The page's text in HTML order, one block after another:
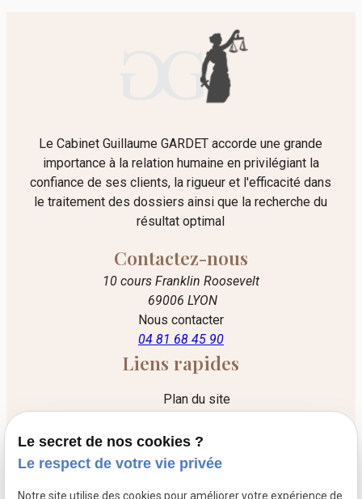
Le Cabinet Guillaume GARDET accorde une grande
importance à la relation humaine en privilégiant la
confiance de ses clients, la rigueur et l'efficacité dans
le traitement des dossiers ainsi que la recherche du
résultat optimal
Contactez-nous
10 cours Franklin Roosevelt
69006 LYON
Nous contacter
04 81 68 45 90
Liens rapides
Plan du site
Politique de confidentialité
Gestion des cookies
Le secret de nos cookies ?
Le respect de votre vie privée
Notre site utilise des cookies pour améliorer votre expérience de